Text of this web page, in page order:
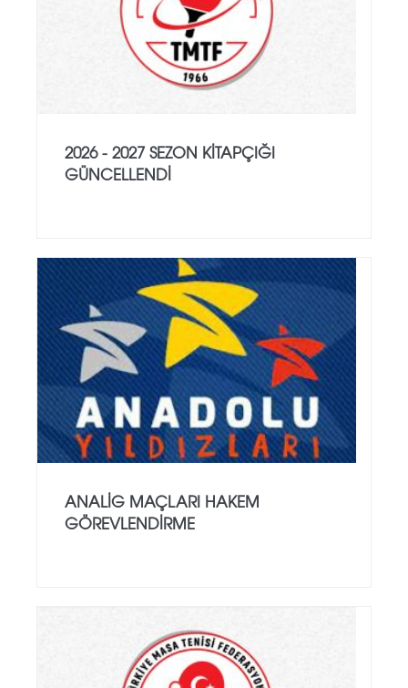
2026 - 2027 SEZON KITAPÇIĞI
GÜNCELLENDI
ANALİG MAÇLARI HAKEM
GÖREVLENDİRME